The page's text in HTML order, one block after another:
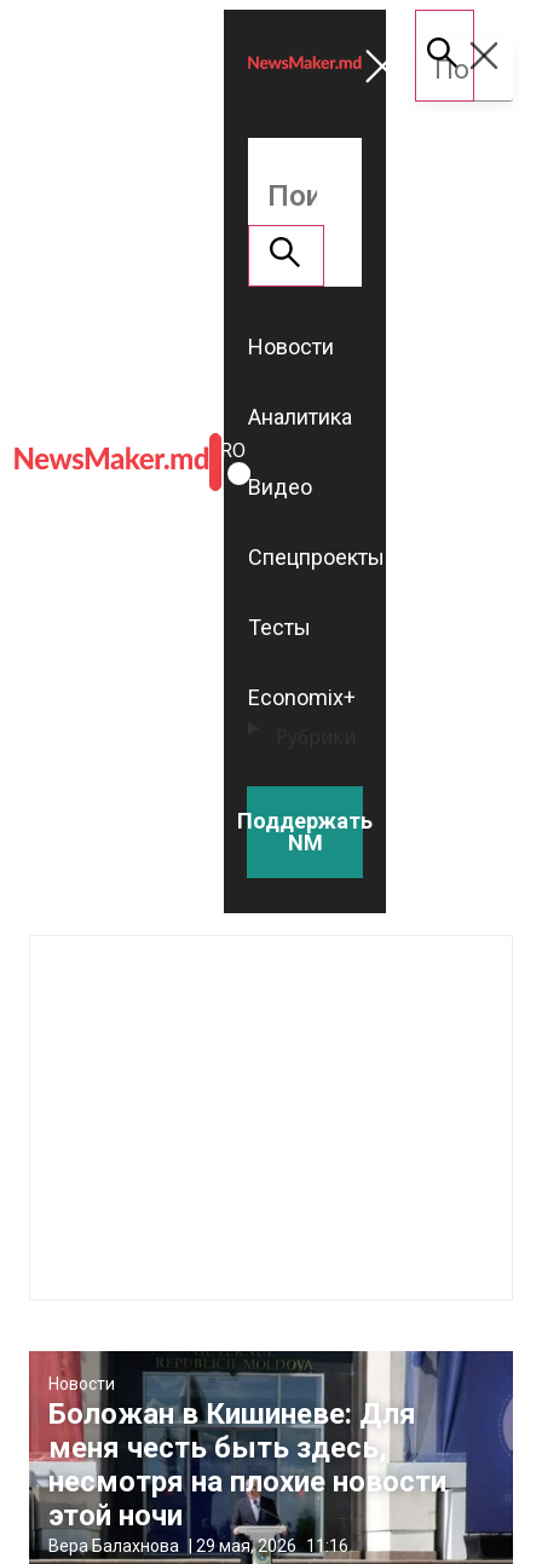
ROMÂNĂ
RU
Новости
Аналитика
Видео
Спецпроекты
Тесты
Economix+
Поддержать
NM
Новости
Боложан в Кишиневе: Для
меня честь быть здесь,
несмотря на плохие новости
этой ночи
Вера Балахнова 29 мая, 2026 11:16